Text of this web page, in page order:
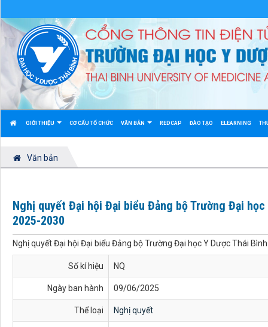
GIỚI THIỆU CƠ CẤU TỔ CHỨC VĂN BẢN REDCAP ĐÀO TẠO ELEARNING
Văn bản
Nghị quyết Đại hội Đại biểu Đảng bộ Trường Đại
2025-2030
Nghị quyết Đại hội Đại biểu Đảng bộ Trường Đại học Y Dược Thái
Số kí hiệu NQ
Ngày ban hành 09/06/2025
Thể loại Nghị quyết